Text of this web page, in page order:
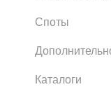
Споты
Каталоги